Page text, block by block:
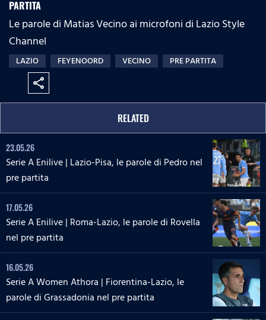
PARTITA
Le parole di Matias Vecino ai microfoni di Lazio Style
Channel
LAZIO FEYENOORD VECINO PRE PARTITA
share
RELATED
23.05.26
Serie A Enilive | Lazio-Pisa, le parole di Pedro nel
pre partita
17.05.26
Serie A Enilive | Roma-Lazio, le parole di Rovella
nel pre partita
16.05.26
Serie A Women Athora | Fiorentina-Lazio, le
parole di Grassadonia nel pre partita